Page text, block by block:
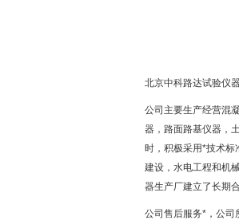
北京中科路达试验仪
公司主要生产经营混
器，路面路基仪器，
时，积极采用*技术
建设，水电工程和机
器生产厂建立了长期
公司售后服务*，公司